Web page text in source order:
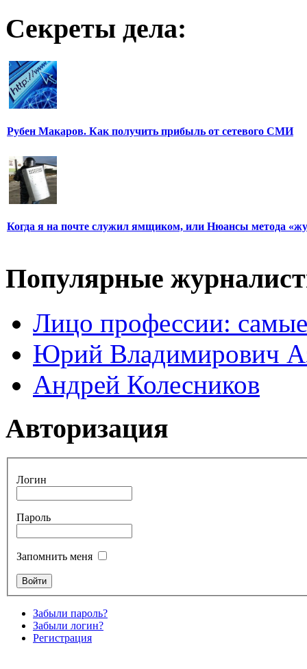
Секреты дела:
Рубен Макаров. Как получить прибыль от сетевого СМИ
Когда я на почте служил ямщиком, или Нюансы метода
Популярные
Лицо профессии:
Юрий Владимирович
Андрей Колесников
Авторизация
Логин
Пароль
Запомнить меня
Забыли пароль?
Забыли логин?
Регистрация